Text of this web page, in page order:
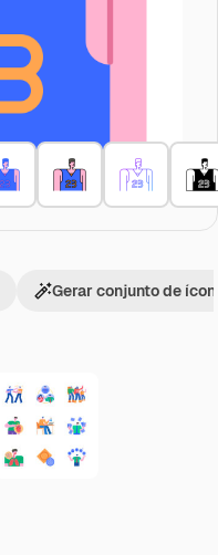
Gerar conjunto de